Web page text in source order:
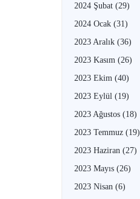
2024 Şubat (29)
2024 Ocak (31)
2023 Aralık (36)
2023 Kasım (26)
2023 Ekim (40)
2023 Eylül (19)
2023 Ağustos (18)
2023 Temmuz (19)
2023 Haziran (27)
2023 Mayıs (26)
2023 Nisan (6)